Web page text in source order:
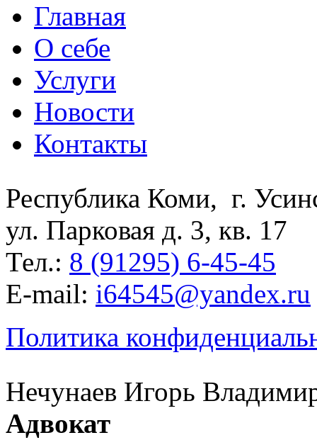
Главная
О себе
Услуги
Новости
Контакты
Республика Коми, г.
ул. Парковая д. 3, кв. 17
Тел.: 8 (91295) 6-45-45
E-mail: i64545@yandex.ru
Политика
Нечунаев Игорь
Адвокат